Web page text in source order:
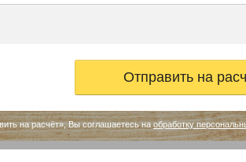
на расчёт», Вы соглашаетесь наобработку